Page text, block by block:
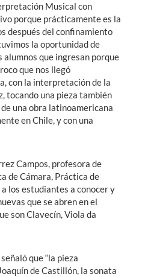
Musical con
porque prácticamente es la
después del confinamiento
la oportunidad de
alumnos que ingresan porque
que nos llegó
con la interpretación de la
tocando una pieza también
una obra latinoamericana
en Chile, y con una
Campos, profesora de
de Cámara, Práctica de
los estudiantes a conocer y
que se abren en el
son Clavecín, Viola da
que “la pieza
de Castillón, la sonata